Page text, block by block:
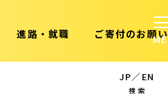
進路・就職 ご寄付のお願い
JP／EN
検 索